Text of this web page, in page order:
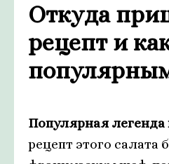
Откуда
рецепт и
Популярная легенда
рецепт этого салата